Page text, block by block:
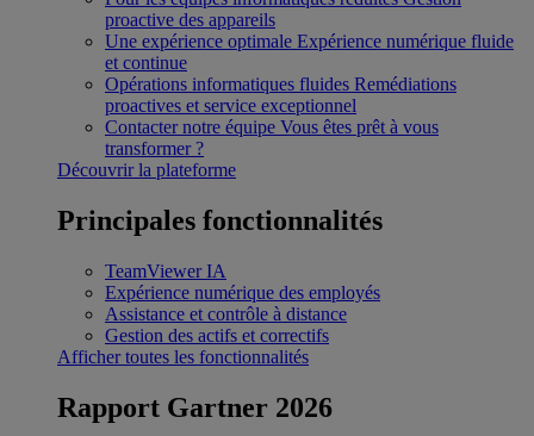
proactive des appareils
Une expérience optimale Expérience numérique fluide
et continue
Opérations informatiques fluides Remédiations
proactives et service exceptionnel
Contacter notre équipe Vous êtes prêt à vous
transformer ?
Découvrir la plateforme
Principales fonctionnalités
TeamViewer IA
Expérience numérique des employés
Assistance et contrôle à distance
Gestion des actifs et correctifs
Afficher toutes les fonctionnalités
Rapport Gartner 2026